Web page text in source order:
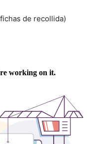
de recollida)